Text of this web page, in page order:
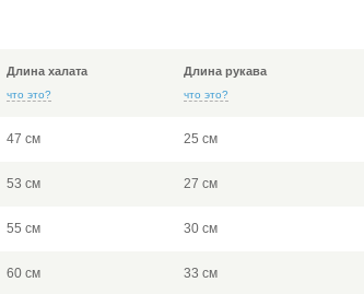
Длина халата
что это?
Длина рукава
что это?
47 см 25 см
53 см 27 см
55 см 30 см
60 см 33 см